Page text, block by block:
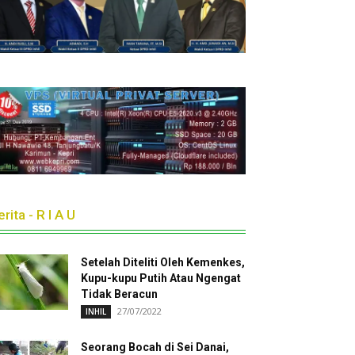
- R I A U
Setelah Diteliti Oleh Kemenkes,
Kupu-kupu Putih Atau Ngengat
Tidak Beracun
INHIL 27/07/2022
Seorang Bocah di Sei Danai,